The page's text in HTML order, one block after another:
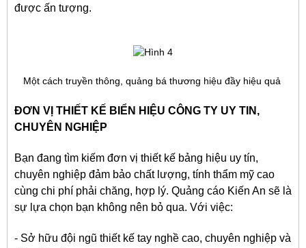
được ấn tượng.
Một cách truyền thông, quảng bá thương hiệu đầy hiệu quả
ĐƠN VỊ THIẾT KẾ BIỂN HIỆU CÔNG TY UY TIN,
CHUYÊN NGHIỆP
Bạn đang tìm kiếm đơn vị thiết kế bảng hiệu uy tín,
chuyên nghiệp đảm bảo chất lượng, tính thẩm mỹ cao
cùng chi phí phải chăng, hợp lý. Quảng cáo Kiến An sẽ là
sự lựa chọn bạn không nên bỏ qua. Với việc:
- Sở hữu đội ngũ thiết kế tay nghề cao, chuyên nghiệp và